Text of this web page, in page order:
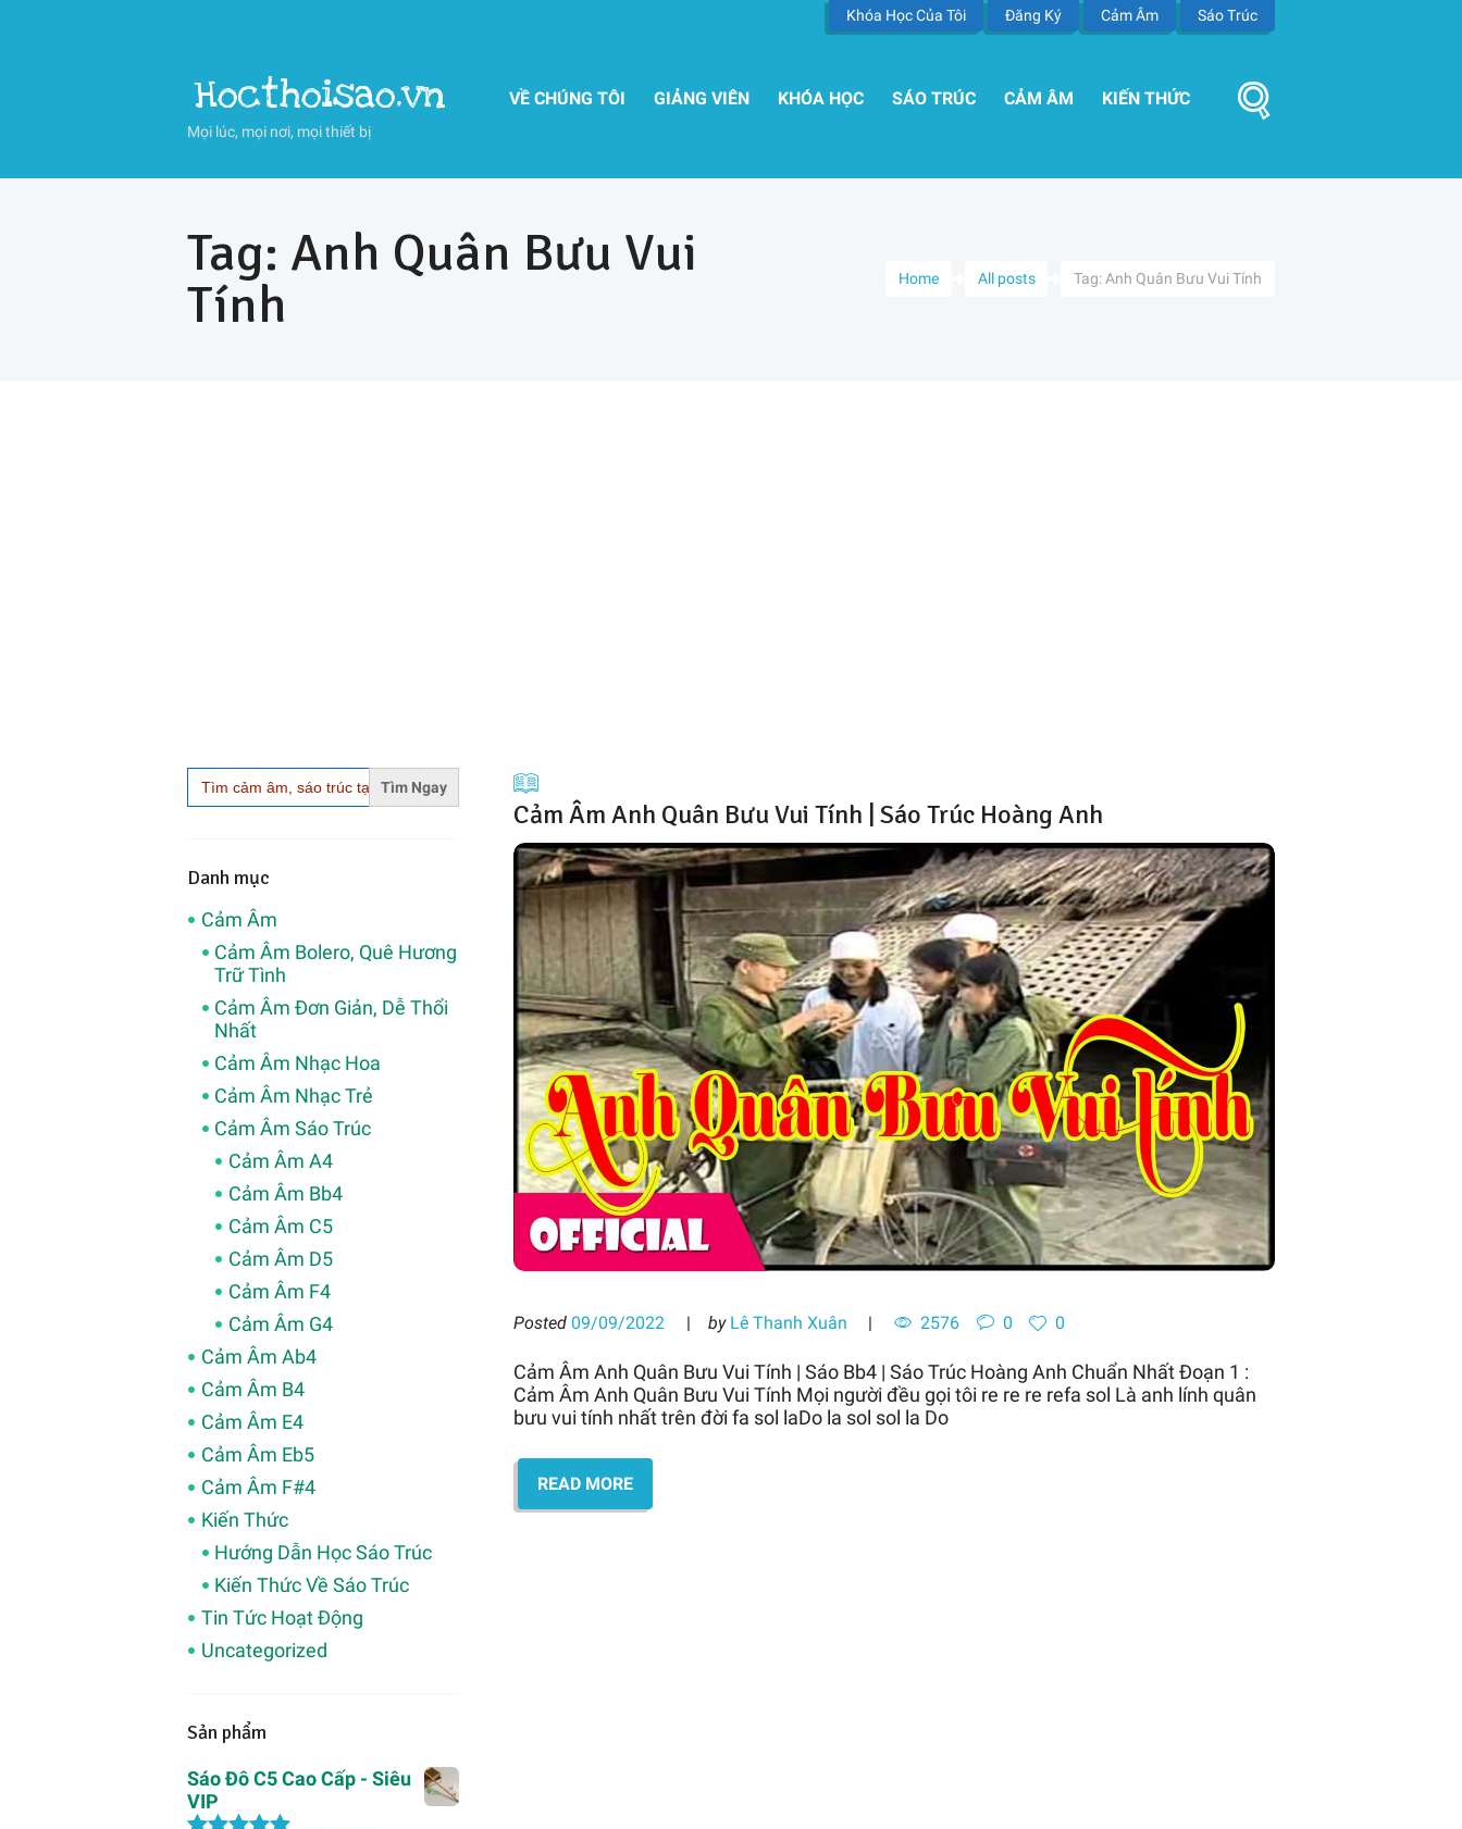
Khóa Học Của Tôi Đăng Ký Cảm Âm Sáo Trúc
Hocthoisao.vn
Mọi lúc, mọi nơi, mọi thiết bị
VỀ CHÚNG TÔI GIẢNG VIÊN KHÓA HỌC SÁO TRÚC CẢM ÂM KIẾN THỨC
Home All posts Tag: Anh Quân Bưu Vui Tính
Tag: Anh Quân Bưu Vui
Tính
Cảm Âm Anh Quân Bưu Vui Tính | Sáo Trúc Hoàng Anh
Posted 09/09/2022 by Lê Thanh Xuân 2576 0 0
Cảm Âm Anh Quân Bưu Vui Tính | Sáo Bb4 | Sáo Trúc Hoàng Anh Chuẩn Nhất Đoạn 1 :
Cảm Âm Anh Quân Bưu Vui Tính Mọi người đều gọi tôi re re re refa sol Là anh lính quân
bưu vui tính nhất trên đời fa sol laDo la sol sol la Do
READ MORE
Search
for:
Danh mục
Cảm Âm
Cảm Âm Bolero, Quê Hương
Trữ Tình
Cảm Âm Đơn Giản, Dễ Thổi
Nhất
Cảm Âm Nhạc Hoa
Cảm Âm Nhạc Trẻ
Cảm Âm Sáo Trúc
Cảm Âm A4
Cảm Âm Bb4
Cảm Âm C5
Cảm Âm D5
Cảm Âm F4
Cảm Âm G4
Cảm Âm Ab4
Cảm Âm B4
Cảm Âm E4
Cảm Âm Eb5
Cảm Âm F#4
Kiến Thức
Hướng Dẫn Học Sáo Trúc
Kiến Thức Về Sáo Trúc
Tin Tức Hoạt Động
Uncategorized
Sản phẩm
Sáo Đô C5 Cao Cấp - Siêu
VIP